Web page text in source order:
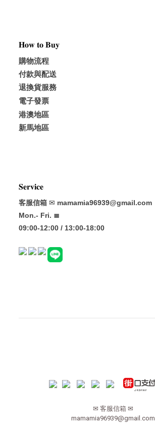
𝐇𝐨𝐰 𝐭𝐨 𝐁𝐮𝐲
購物流程
付款與配送
退換貨服務
電子發票
港澳地區
新馬地區
𝐒𝐞𝐫𝐯𝐢𝐜𝐞
客服信箱 ✉ mamamia96939@gmail.com
Mon.- Fri. ≣
09:00-12:00 / 13:00-18:00
✉ 客服信箱 ✉
mamamia96939@gmail.com